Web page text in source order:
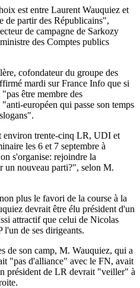
est entre Laurent Wauquiez et
de partir des Républicains",
de campagne de Sarkozy
des Comptes publics
cofondateur du groupe des
mardi sur France Info que si
être membre des
européen qui passe son temps
environ trente-cinq LR, UDI et
les 6 et 7 septembre à
s'organise: rejoindre la
un nouveau parti?", selon M.
plus le favori de la course à la
devrait être élu président d'un
attractif que celui de Nicolas
de ses dirigeants.
de son camp, M. Wauquiez, qui a
"pas d'alliance" avec le FN, avait
président de LR devrait "veiller" à